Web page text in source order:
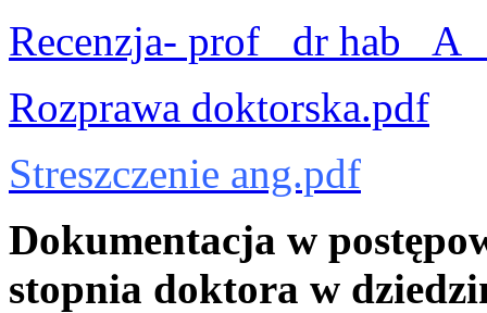
Recenzja- prof_ dr hab_
Rozprawa doktorska.pdf
Streszczenie ang.pdf
Dokumentacja w
stopnia doktora w